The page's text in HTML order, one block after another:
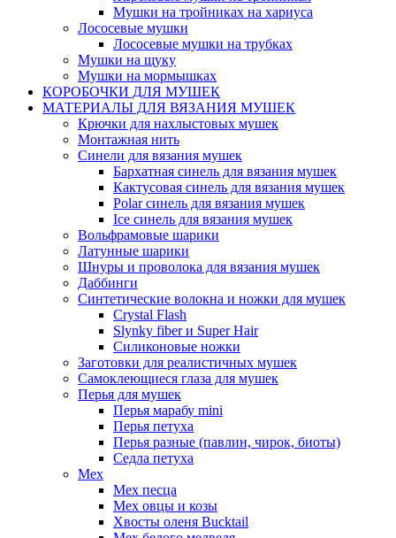
Мушки на тройниках на хариуса
Лососевые мушки
Лососевые мушки на трубках
Мушки на щуку
Мушки на мормышках
КОРОБОЧКИ ДЛЯ МУШЕК
МАТЕРИАЛЫ ДЛЯ ВЯЗАНИЯ МУШЕК
Крючки для нахлыстовых мушек
Монтажная нить
Синели для вязания мушек
Бархатная синель для вязания мушек
Кактусовая синель для вязания мушек
Polar синель для вязания мушек
Ice синель для вязания мушек
Вольфрамовые шарики
Латунные шарики
Шнуры и проволока для вязания мушек
Даббинги
Синтетические волокна и ножки для мушек
Crystal Flash
Slynky fiber и Super Hair
Силиконовые ножки
Заготовки для реалистичных мушек
Самоклеющиеся глаза для мушек
Перья для мушек
Перья марабу mini
Перья петуха
Перья разные (павлин, чирок, биоты)
Седла петуха
Мех
Мех песца
Мех овцы и козы
Хвосты оленя Bucktail